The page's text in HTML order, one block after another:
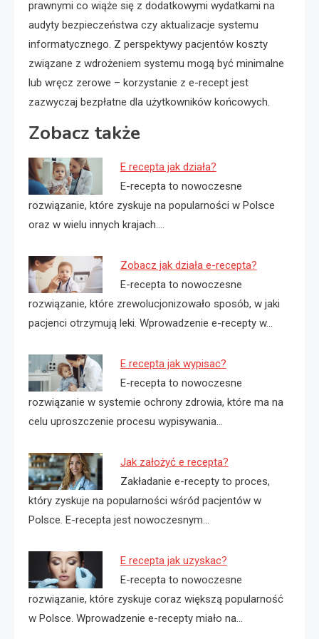
prawnymi co wiąże się z dodatkowymi wydatkami na
audyty bezpieczeństwa czy aktualizacje systemu
informatycznego. Z perspektywy pacjentów koszty
związane z wdrożeniem systemu mogą być minimalne
lub wręcz zerowe – korzystanie z e-recept jest
zazwyczaj bezpłatne dla użytkowników końcowych.
Zobacz także
E recepta jak działa?
E-recepta to nowoczesne
rozwiązanie, które zyskuje na popularności w Polsce
oraz w wielu innych krajach.…
Zobacz jak działa e-recepta?
E-recepta to nowoczesne
rozwiązanie, które zrewolucjonizowało sposób, w jaki
pacjenci otrzymują leki. Wprowadzenie e-recepty w…
E recepta jak wypisac?
E-recepta to nowoczesne
rozwiązanie w systemie ochrony zdrowia, które ma na
celu uproszczenie procesu wypisywania…
Jak założyć e recepta?
Zakładanie e-recepty to proces,
który zyskuje na popularności wśród pacjentów w
Polsce. E-recepta jest nowoczesnym…
E recepta jak uzyskac?
E-recepta to nowoczesne
rozwiązanie, które zyskuje coraz większą popularność
w Polsce. Wprowadzenie e-recepty miało na…